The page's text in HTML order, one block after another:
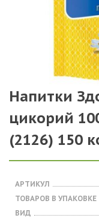
Напитки
цикорий
(2126) 150
АРТИКУЛ
ТОВАРОВ В УПАКОВКЕ
ВИД